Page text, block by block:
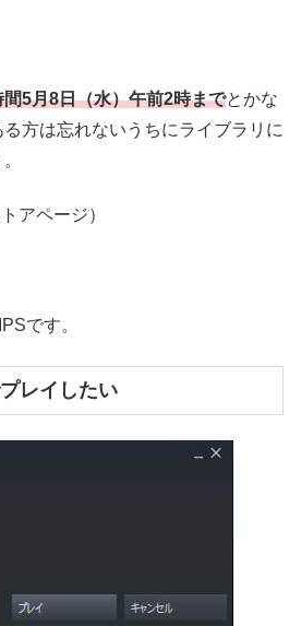
5月8日（水）午前2時までとかな
方は忘れないうちにライブラリに
アページ）
です。
レイしたい